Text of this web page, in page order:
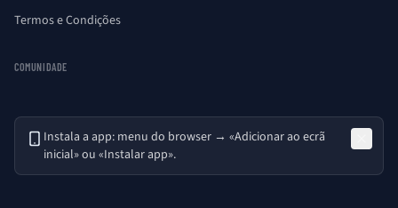
Termos e Condições
COMUNIDADE
Instala a app: menu do browser → «Adicionar ao ecrã
inicial» ou «Instalar app».